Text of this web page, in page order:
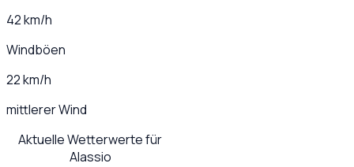
42 km/h
Windböen
22 km/h
mittlerer Wind
Aktuelle Wetterwerte für
Alassio